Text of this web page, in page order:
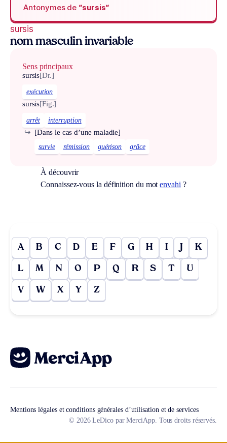
Antonymes de “sursis“
sursis
nom masculin invariable
Sens principaux
sursis[Dr.]
exécution
sursis[Fig.]
arrêt interruption
[Dans le cas d’une maladie]
↪
survie rémission guérison grâce
À découvrir
Connaissez-vous la définition du motenvahi ?
A B C D E F G H I J K
L M N O P Q R S T U
V W X Y Z
Mentions légales et conditions générales d’utilisation et de services
© 2026 LeDico par MerciApp. Tous droits réservés.